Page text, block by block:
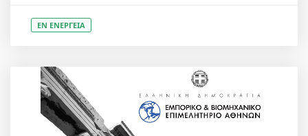
ΕΝ ΕΝΕΡΓΕΙΑ